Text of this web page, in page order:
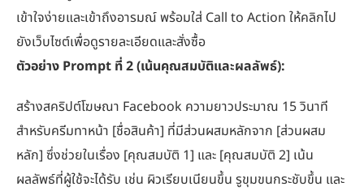
เข้าใจง่ายและเข้าถึงอารมณ์ พร้อมใส่ Call to Action ให้คลิกไป
ยังเว็บไซต์เพื่อดูรายละเอียดและสั่งซื้อ
ตัวอย่าง Prompt ที่ 2 (เน้นคุณสมบัติและผลลัพธ์):
สร้างสคริปต์โฆษณา Facebook ความยาวประมาณ 15 วินาที
สำหรับครีมทาหน้า [ชื่อสินค้า] ที่มีส่วนผสมหลักจาก [ส่วนผสม
หลัก] ซึ่งช่วยในเรื่อง [คุณสมบัติ 1] และ [คุณสมบัติ 2] เน้น
ผลลัพธ์ที่ผู้ใช้จะได้รับ เช่น ผิวเรียบเนียนขึ้น รูขุมขนกระชับขึ้น และ